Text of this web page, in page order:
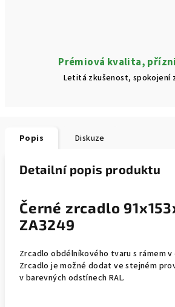
Prémiová kvalita,
Letitá zkušenost, spokojení
Popis Diskuze
Detailní popis produktu
Černé zrcadlo
ZA3249
Zrcadlo obdélníkového tvaru s rámem
Zrcadlo je možné dodat ve stejném
v barevných odstínech RAL.